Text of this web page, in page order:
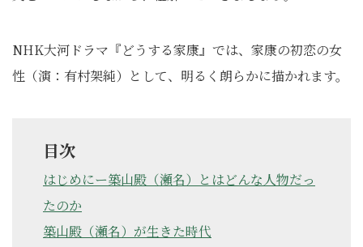
NHK大河ドラマ『どうする家康』では、家康の初恋の女
性（演：有村架純）として、明るく朗らかに描かれます。
目次
はじめにー築山殿（瀬名）とはどんな人物だっ
たのか
築山殿（瀬名）が生きた時代